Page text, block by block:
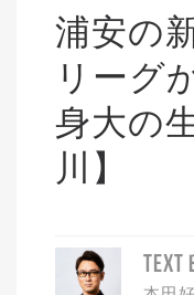
浦安の
リーグ
身大の
川】
TEXT